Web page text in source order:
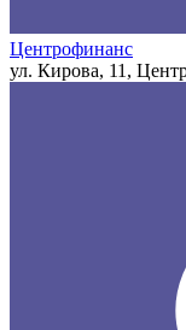
Центрофинанс
ул. Кирова, 11,